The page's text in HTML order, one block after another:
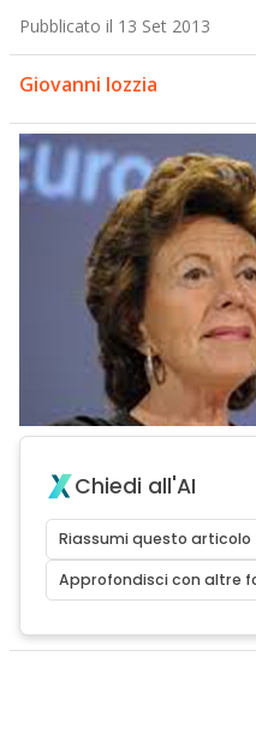
Pubblicato il 13 Set 2013
Giovanni Iozzia
Chiedi all'AI
Riassumi questo articolo
Approfondisci con altre